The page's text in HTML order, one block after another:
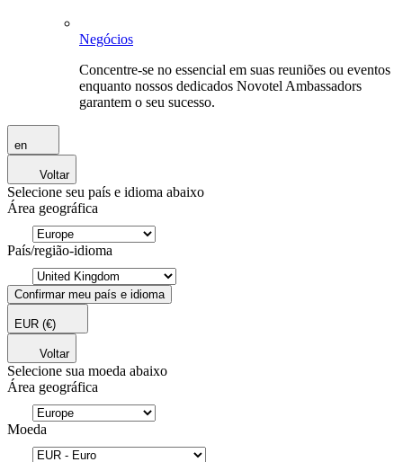
Negócios
Concentre-se no essencial em suas reuniões ou eventos
enquanto nossos dedicados Novotel Ambassadors
garantem o seu sucesso.
en
Voltar
Selecione seu país e idioma abaixo
Área geográfica
País/região-idioma
Confirmar meu país e idioma
EUR (€)
Voltar
Selecione sua moeda abaixo
Área geográfica
Moeda